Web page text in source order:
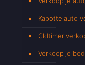
Kapotte auto
Oldtimer
Verkoop je